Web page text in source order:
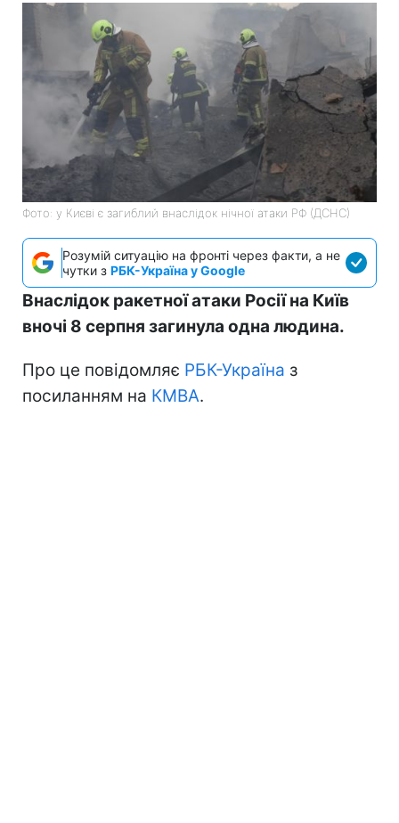
Фото: у Києві є загиблий внаслідок нічної атаки РФ (ДСНС)
Розумій ситуацію на фронті через факти, а не
чутки з РБК-Україна у Google
Внаслідок ракетної атаки Росії на Київ
вночі 8 серпня загинула одна людина.
Про це повідомляє РБК-Україна з
посиланням на КМВА.